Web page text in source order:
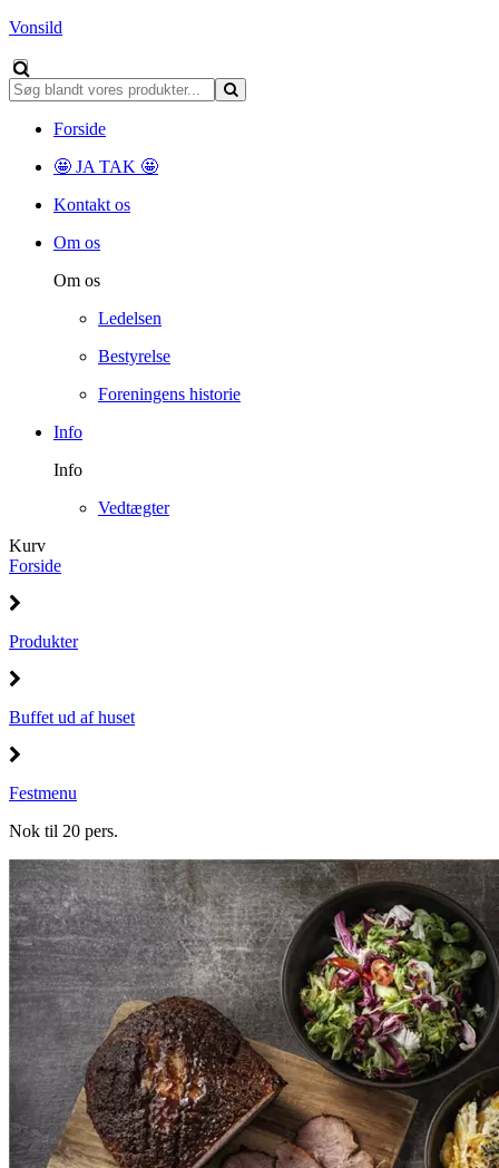
Vonsild
Forside
🤩 JA TAK 🤩
Kontakt os
Om os
Om os
Ledelsen
Bestyrelse
Foreningens historie
Info
Info
Vedtægter
Kurv
Forside
Produkter
Buffet ud af huset
Festmenu
Nok til 20 pers.